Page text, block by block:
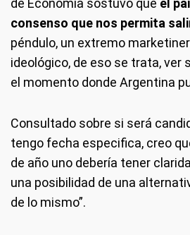
de Economía sostuvo que el
consenso que nos permita
péndulo, un extremo
ideológico, de eso se trata, ver
el momento donde Argentina
Consultado sobre si será
tengo fecha especifica, creo
de año uno debería tener
una posibilidad de una
de lo mismo”.